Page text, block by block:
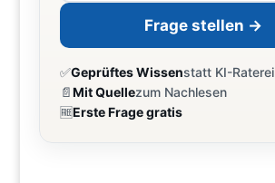
Frage stellen →
✅Geprüftes Wissenstatt KI-Raterei
📄Mit Quellezum Nachlesen
🆓Erste Frage gratis